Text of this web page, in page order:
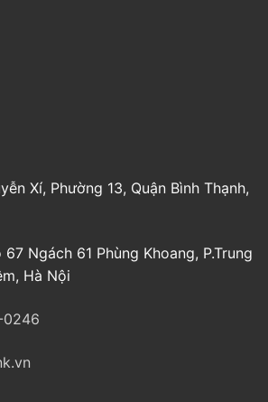
Xí, Phường 13, Quận Bình Thạnh,
Ngách 61 Phùng Khoang, P.Trung
Hà Nội